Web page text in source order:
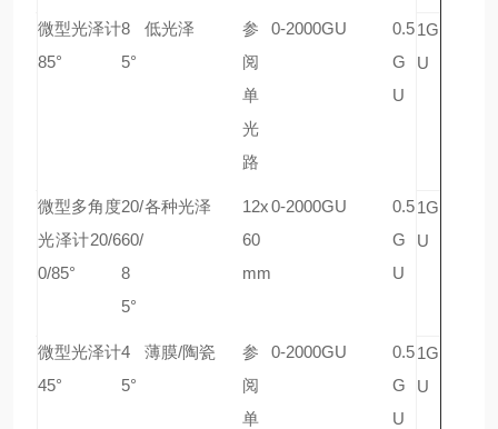
微型光泽计
85°
8
5°
低光泽
参
阅
单
光
路
0-2000GU
0.5
G
U
1G
U
微型多角度
光泽计20/6
0/85°
20/
60/
8
5°
各种光泽
12x
60
mm
0-2000GU
0.5
G
U
1G
U
微型光泽计
45°
4
5°
薄膜/陶瓷
参
阅
单
0-2000GU
0.5
G
U
1G
U